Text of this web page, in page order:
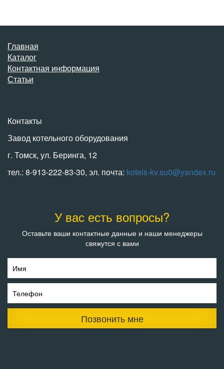
Главная
Каталог
Контактная информация
Статьи
Контакты
Завод котельного оборудования
г. Томск, ул. Беринга, 12
тел.: 8-913-222-83-30, эл. почта: kotels-kv.su0@yandex.ru
У вас есть вопросы?
Оставьте ваши контактные данные и наши менеджеры
свяжутся с вами
Имя
Телефон
Позвонить мне